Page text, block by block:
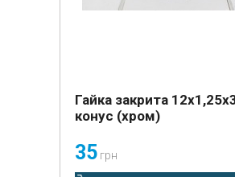
Гайка закрита
конус (хром)
35 грн